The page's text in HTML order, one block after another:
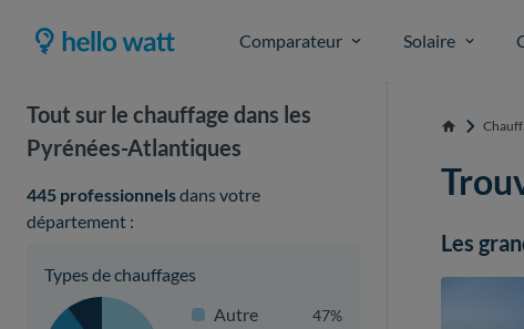
Comparateur Solaire
Tout sur le chauffage dans les
Pyrénées-Atlantiques
445 professionnelsdans votre
département :
Types de chauffages
Autre
47%
Accueil
Les